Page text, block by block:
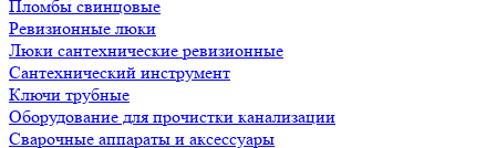
Пломбы свинцовые
Ревизионные люки
Люки сантехнические ревизионные
Сантехнический инструмент
Ключи трубные
Оборудование для прочистки канализации
Сварочные аппараты и аксессуары